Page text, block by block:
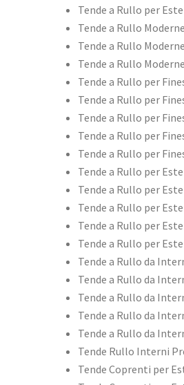
Tende a Rullo per
Tende a Rullo
Tende a Rullo
Tende a Rullo
Tende a Rullo per
Tende a Rullo per
Tende a Rullo per
Tende a Rullo per
Tende a Rullo per
Tende a Rullo per
Tende a Rullo per
Tende a Rullo per
Tende a Rullo per
Tende a Rullo per
Tende a Rullo da
Tende a Rullo da
Tende a Rullo da
Tende a Rullo da
Tende a Rullo da
Tende Rullo Interni
Tende Coprenti per